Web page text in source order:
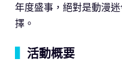
年度盛事，絕對是動漫
擇。
活動概要